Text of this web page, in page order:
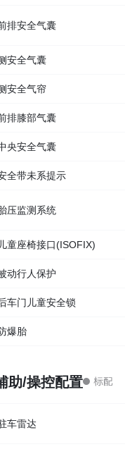
排安全气囊
安全气囊
安全气帘
排膝部气囊
央安全气囊
全带未系提示
压监测系统
儿童座椅接口(ISOFIX)
动行人保护
车门儿童安全锁
爆胎
助/操控配置
车雷达